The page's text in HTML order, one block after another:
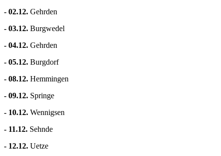
- 02.12. Gehrden
- 03.12. Burgwedel
- 04.12. Gehrden
- 05.12. Burgdorf
- 08.12. Hemmingen
- 09.12. Springe
- 10.12. Wennigsen
- 11.12. Sehnde
- 12.12. Uetze